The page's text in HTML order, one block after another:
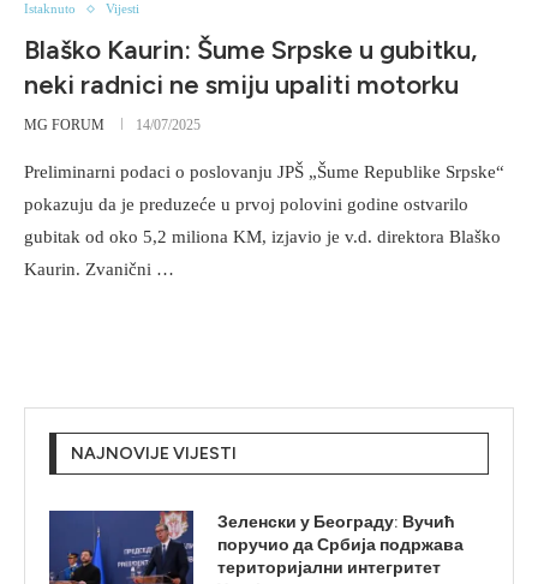
Istaknuto Vijesti
Blaško Kaurin: Šume Srpske u gubitku,
neki radnici ne smiju upaliti motorku
MG FORUM 14/07/2025
Preliminarni podaci o poslovanju JPŠ „Šume Republike Srpske“
pokazuju da je preduzeće u prvoj polovini godine ostvarilo
gubitak od oko 5,2 miliona KM, izjavio je v.d. direktora Blaško
Kaurin. Zvanični …
NAJNOVIJE VIJESTI
Зеленски у Београду: Вучић
поручио да Србија подржава
територијални интегритет